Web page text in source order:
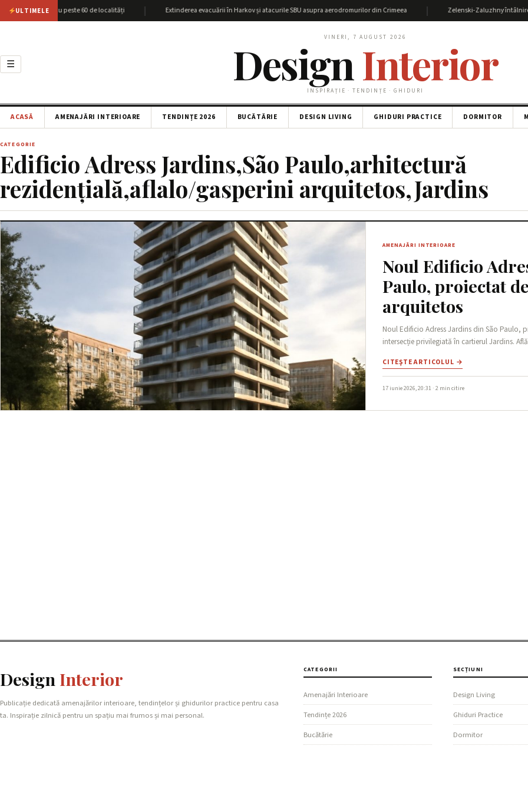
ULTIMELE
Harkov cu peste 60 de localități Extinderea evacuării în Harkov și atacurile SBU asupra aerodromurilor din Crimeea Zelenski-Zaluzhny întâlnire:
☰
VINERI, 7 AUGUST 2026
DesignInterior
INSPIRAȚIE · TENDINȚE · GHIDURI
ACASĂ AMENAJĂRI INTERIOARE TENDINȚE 2026 BUCĂTĂRIE DESIGN LIVING GHIDURI PRACTICE DORMITOR
CATEGORIE
Edificio Adress Jardins,São Paulo,arhitectură
rezidențială,aflalo/gasperini arquitetos,Jardins
AMENAJĂRI INTERIOARE
Noul Edificio
Paulo, proiectat
arquitetos
Noul Edificio Adress Jardins din São
intersecție privilegiată în cartierul Jardins.
CITEŞTE ARTICOLUL →
17 iunie 2026, 20:31 · 2 min citire
Design Interior
Publicație dedicată amenajărilor interioare, tendințelor și ghidurilor practice pentru casa
ta. Inspirație zilnică pentru un spațiu mai frumos și mai personal.
CATEGORII
Amenajări Interioare
Tendințe 2026
Bucătărie
SECȚIUNI
Design Living
Ghiduri Practice
Dormitor